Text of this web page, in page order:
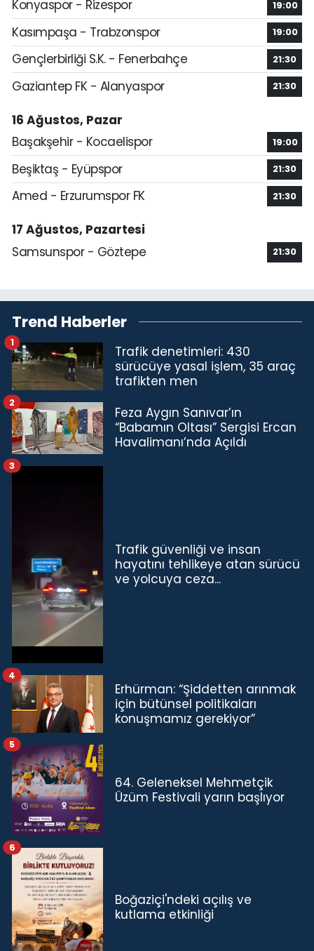
Konyaspor - Rizespor 19:00
Kasımpaşa - Trabzonspor 19:00
Gençlerbirliği S.K. - Fenerbahçe 21:30
Gaziantep FK - Alanyaspor 21:30
16 Ağustos, Pazar
Başakşehir - Kocaelispor
19:00
Beşiktaş - Eyüpspor 21:30
Amed - Erzurumspor FK 21:30
17 Ağustos, Pazartesi
Samsunspor - Göztepe
21:30
Trend Haberler
Trafik denetimleri: 430
sürücüye yasal işlem, 35 araç
trafikten men
1
Feza Aygın Sanıvar’ın
“Babamın Oltası” Sergisi Ercan
Havalimanı’nda Açıldı
2
Trafik güvenliği ve insan
hayatını tehlikeye atan sürücü
ve yolcuya ceza...
3
Erhürman: “Şiddetten arınmak
için bütünsel politikaları
konuşmamız gerekiyor”
4
64. Geleneksel Mehmetçik
Üzüm Festivali yarın başlıyor
5
Boğaziçi'ndeki açılış ve
kutlama etkinliği
6